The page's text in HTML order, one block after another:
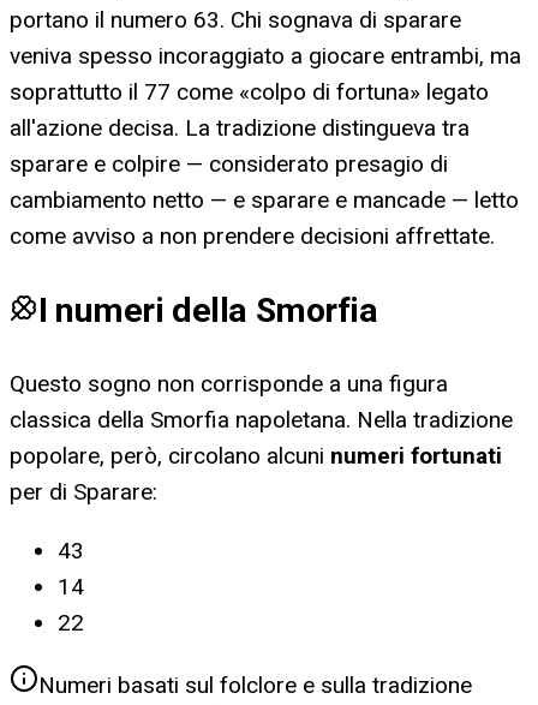
portano il numero 63. Chi sognava di sparare
veniva spesso incoraggiato a giocare entrambi, ma
soprattutto il 77 come «colpo di fortuna» legato
all'azione decisa. La tradizione distingueva tra
sparare e colpire — considerato presagio di
cambiamento netto — e sparare e mancade — letto
come avviso a non prendere decisioni affrettate.
I numeri della Smorfia
Questo sogno non corrisponde a una figura
classica della Smorfia napoletana. Nella tradizione
popolare, però, circolano alcuni numeri fortunati
per di Sparare:
43
14
22
Numeri basati sul folclore e sulla tradizione